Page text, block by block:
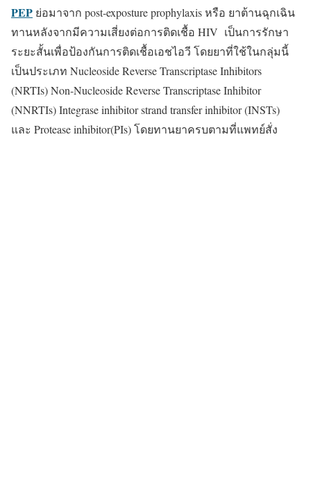
PEP ย่อมาจาก post-exposture prophylaxis หรือ ยาต้านฉุกเฉิน
ทานหลังจากมีความเสี่ยงต่อการติดเชื้อ HIV เป็นการรักษา
ระยะสั้นเพื่อป้องกันการติดเชื้อเอชไอวี โดยยาที่ใช้ในกลุ่มนี้
เป็นประเภท Nucleoside Reverse Transcriptase Inhibitors
(NRTIs) Non-Nucleoside Reverse Transcriptase Inhibitor
(NNRTIs) Integrase inhibitor strand transfer inhibitor (INSTs)
และ Protease inhibitor(PIs) โดยทานยาครบตามที่แพทย์สั่ง